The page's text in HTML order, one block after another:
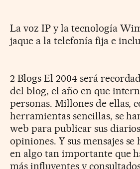
La voz IP y la tecnología
jaque a la telefonía fija e
2 Blogs El 2004 será
del blog, el año en que
personas. Millones de ellas,
herramientas sencillas, se
web para publicar sus
opiniones. Y sus mensajes
en algo tan importante que
más influyentes y